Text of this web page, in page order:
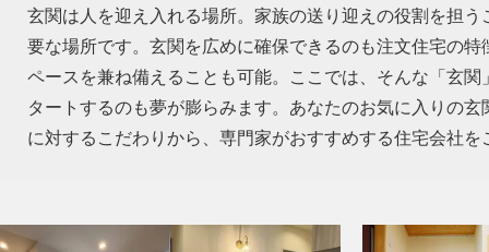
玄関は人を迎え入れる場所。家族の送り迎えの役割を担
要な場所です。玄関を広めに確保できるのも注文住宅の
ペースを兼ね備えることも可能。ここでは、そんな「玄
タートするのも夢が膨らみます。あなたのお気に入りの
に対するこだわりから、専門家がおすすめする住宅会社